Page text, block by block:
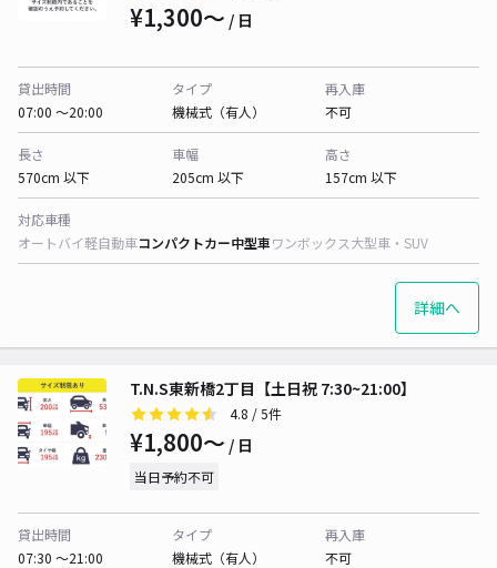
¥1,300〜 / 日
貸出時間
07:00 〜20:00
タイプ
機械式（有人）
再入庫
不可
長さ
570cm 以下
車幅
205cm 以下
高さ
157cm 以下
対応車種
オートバイ軽自動車コンパクトカー中型車ワンボックス大型車・SUV
詳細へ
T.N.S東新橋2丁目【土日祝 7:30~21:00】
4.8 / 5件
¥1,800〜 / 日
当日予約不可
貸出時間
07:30 〜21:00
タイプ
機械式（有人）
再入庫
不可